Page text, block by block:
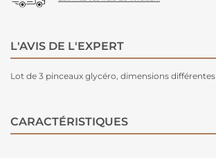
L'AVIS DE L'EXPERT
Lot de 3 pinceaux glycéro, dimensions différentes
CARACTÉRISTIQUES